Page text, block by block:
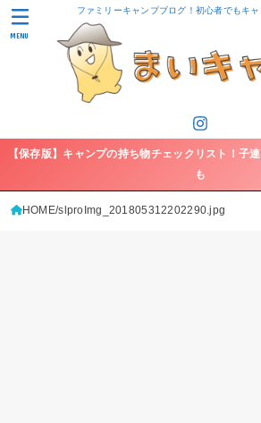
ファミリーキャンプブログ！初心者でもキャ
MENU
【保存版】キャンプの持ち物チェックリスト！子
も
HOME slproImg_201805312202290.jpg